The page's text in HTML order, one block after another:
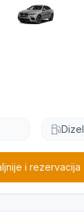
Dizel
i rezervacija